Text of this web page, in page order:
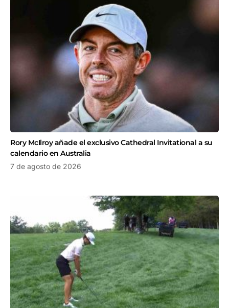
Rory McIlroy añade el exclusivo Cathedral Invitational a su
calendario en Australia
7 de agosto de 2026